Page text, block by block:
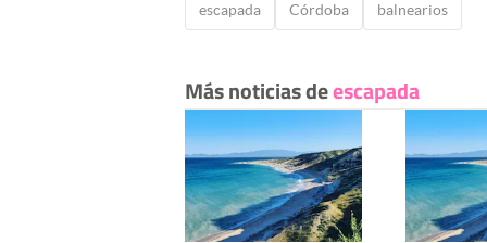
escapada Córdoba balnearios
Más noticias deescapada